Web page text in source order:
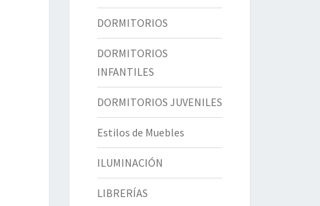
DORMITORIOS
DORMITORIOS
INFANTILES
DORMITORIOS JUVENILES
Estilos de Muebles
ILUMINACIÓN
LIBRERÍAS